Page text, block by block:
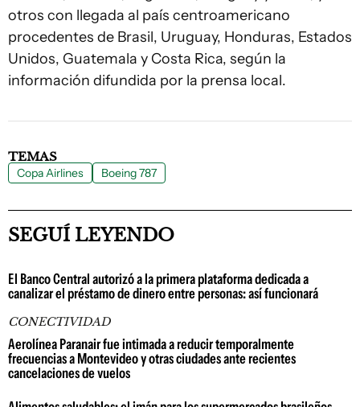
otros con llegada al país centroamericano
procedentes de Brasil, Uruguay, Honduras, Estados
Unidos, Guatemala y Costa Rica, según la
información difundida por la prensa local.
TEMAS
Copa Airlines Boeing 787
SEGUÍ LEYENDO
El Banco Central autorizó a la primera plataforma dedicada a
canalizar el préstamo de dinero entre personas: así funcionará
CONECTIVIDAD
Aerolínea Paranair fue intimada a reducir temporalmente
frecuencias a Montevideo y otras ciudades ante recientes
cancelaciones de vuelos